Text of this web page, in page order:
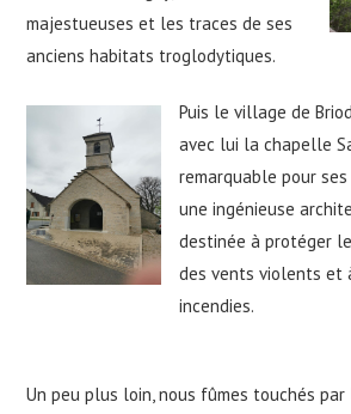
majestueuses et les traces de ses
anciens habitats troglodytiques.
Puis le village de
avec lui la chapelle
remarquable pour
une ingénieuse
destinée à protéger
des vents violents et
incendies.
Un peu plus loin, nous fûmes touchés par